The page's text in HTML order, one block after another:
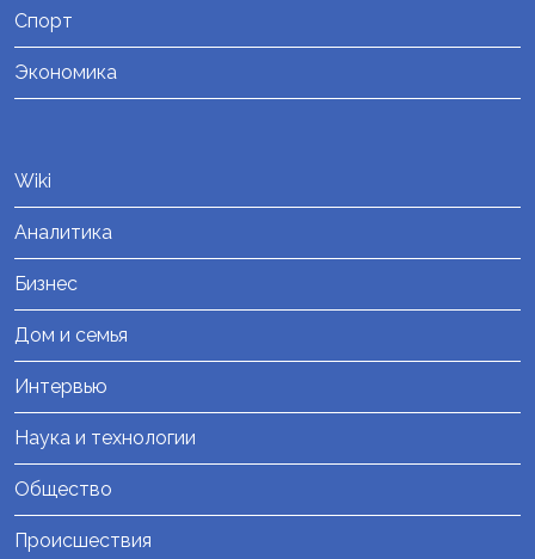
Спорт
Экономика
Wiki
Аналитика
Бизнес
Дом и семья
Интервью
Наука и технологии
Общество
Происшествия